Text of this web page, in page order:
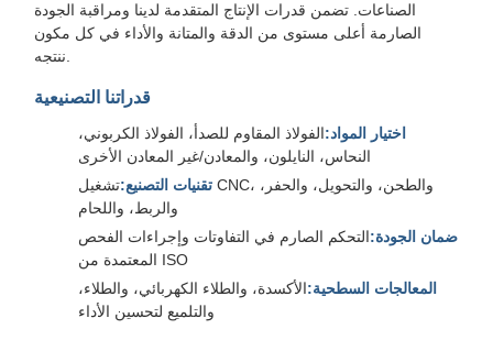
الصناعات. تضمن قدرات الإنتاج المتقدمة لدينا ومراقبة الجودة
الصارمة أعلى مستوى من الدقة والمتانة والأداء في كل مكون
قدراتنا التصنيعية
اختيار المواد:الفولاذ المقاوم للصدأ، الفولاذ الكربوني،
النحاس، النايلون، والمعادن/غير المعادن الأخرى
تقنيات التصنيع:تشغيل CNC، والطحن، والتحويل، والحفر،
والربط، واللحام
ضمان الجودة:التحكم الصارم في التفاوتات وإجراءات الفحص
المعتمدة من ISO
المعالجات السطحية:الأكسدة، والطلاء الكهربائي، والطلاء،
والتلميع لتحسين الأداء